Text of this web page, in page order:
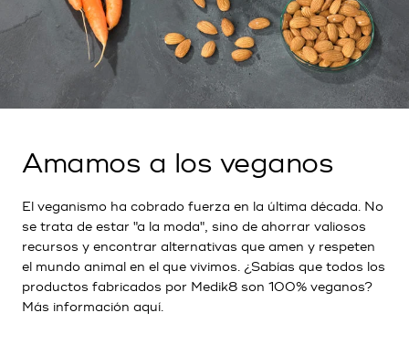
Amamos a los veganos
El veganismo ha cobrado fuerza en la última década. No
se trata de estar "a la moda", sino de ahorrar valiosos
recursos y encontrar alternativas que amen y respeten
el mundo animal en el que vivimos. ¿Sabías que todos los
productos fabricados por Medik8 son 100% veganos?
Más información aquí.